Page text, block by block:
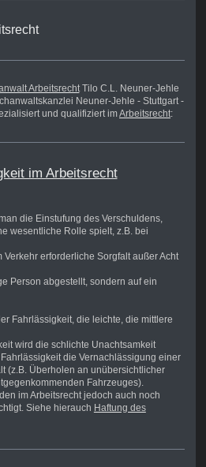
ArbeitsrechtTilo C.L. Neuner-Jehle
Neuner-Jehle - Stuttgart -
und qualifiziert imArbeitsrecht:
im Arbeitsrecht
die Einstufung des Verschuldens,
wesentliche Rolle spielt, z.B. bei
Verkehr erforderliche Sorgfalt außer Acht
Person abgestellt, sondern auf ein
Fahrlässigkeit, die leichte, die mittlere
wird die schlichte Unachtsamkeit
die Vernachlässigung einer
(z.B. Überholen an unübersichtlicher
Fahrzeuges).
im Arbeitsrecht jedoch auch noch
Siehe hierauch Haftung des